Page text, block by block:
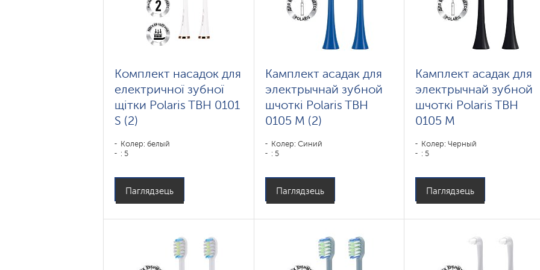
Комплект насадок для
електричної зубної
щітки Polaris TBH 0101
S (2)
Колер: белый
: 5
Паглядзець
Камплект асадак для
электрычнай зубной
шчоткі Polaris TBH
0105 M (2)
Колер: Синий
: 5
Паглядзець
Камплект асадак для
электрычнай зубной
шчоткі Polaris TBH
0105 M
Колер: Черный
: 5
Паглядзець